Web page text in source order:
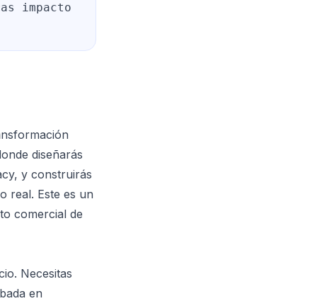
impacto
diseñarás
y construirás
real. Este es un
comercial de
Necesitas
en